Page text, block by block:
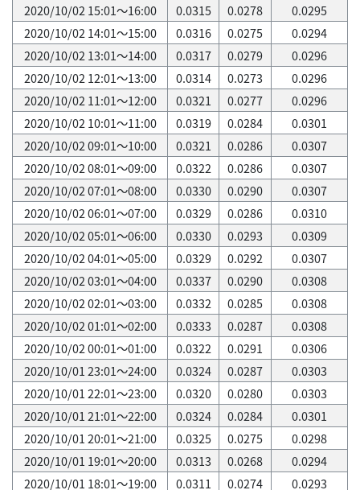
2020/10/02 15:01～16:00
0.0315 0.0278
0.0295
2020/10/02 14:01～15:00
0.0316 0.0275
0.0294
2020/10/02 13:01～14:00
0.0317 0.0279
0.0296
2020/10/02 12:01～13:00
0.0314 0.0273
0.0296
2020/10/02 11:01～12:00
0.0321 0.0277
0.0296
2020/10/02 10:01～11:00
0.0319 0.0284
0.0301
2020/10/02 09:01～10:00
0.0321 0.0286
0.0307
2020/10/02 08:01～09:00
0.0322 0.0286
0.0307
2020/10/02 07:01～08:00
0.0330 0.0290
0.0307
2020/10/02 06:01～07:00
0.0329 0.0286
0.0310
2020/10/02 05:01～06:00
0.0330 0.0293
0.0309
2020/10/02 04:01～05:00
0.0329 0.0292
0.0307
2020/10/02 03:01～04:00
0.0337 0.0290
0.0308
2020/10/02 02:01～03:00
0.0332 0.0285
0.0308
2020/10/02 01:01～02:00
0.0333 0.0287
0.0308
2020/10/02 00:01～01:00
0.0322 0.0291
0.0306
2020/10/01 23:01～24:00
0.0324 0.0287
0.0303
2020/10/01 22:01～23:00
0.0320 0.0280
0.0303
2020/10/01 21:01～22:00
0.0324 0.0284
0.0301
2020/10/01 20:01～21:00
0.0325 0.0275
0.0298
2020/10/01 19:01～20:00
0.0313 0.0268
0.0294
2020/10/01 18:01～19:00
0.0311 0.0274 0.0293